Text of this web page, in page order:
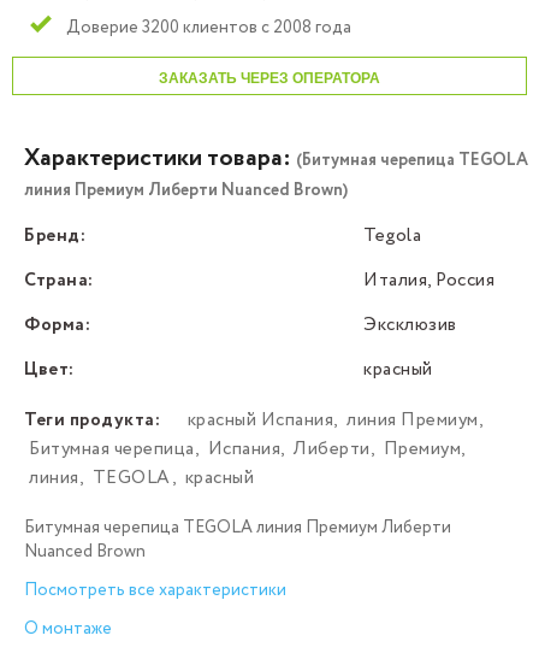
Доверие 3200 клиентов с 2008 года
ЗАКАЗАТЬ ЧЕРЕЗ ОПЕРАТОРА
Характеристики товара: (Битумная черепица TEGOLA
линия Премиум Либерти Nuanced Brown)
Бренд:
Tegola
Страна:
Италия, Россия
Форма:
Эксклюзив
Цвет:
красный
Теги продукта:
красный Испания, линия Премиум,
Битумная черепица, Испания, Либерти, Премиум,
линия, TEGOLA, красный
Битумная черепица TEGOLA линия Премиум Либерти
Nuanced Brown
Посмотреть все характеристики
О монтаже